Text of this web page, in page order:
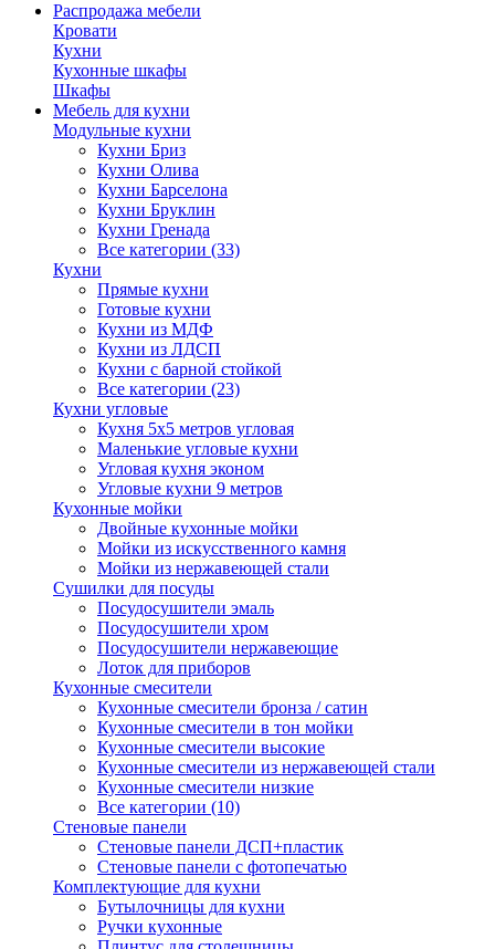
Распродажа мебели
Кровати
Кухни
Кухонные шкафы
Шкафы
Мебель для кухни
Модульные кухни
Кухни Бриз
Кухни Олива
Кухни Барселона
Кухни Бруклин
Кухни Гренада
Все категории (33)
Кухни
Прямые кухни
Готовые кухни
Кухни из МДФ
Кухни из ЛДСП
Кухни с барной стойкой
Все категории (23)
Кухни угловые
Кухня 5х5 метров угловая
Маленькие угловые кухни
Угловая кухня эконом
Угловые кухни 9 метров
Кухонные мойки
Двойные кухонные мойки
Мойки из искусственного камня
Мойки из нержавеющей стали
Сушилки для посуды
Посудосушители эмаль
Посудосушители хром
Посудосушители нержавеющие
Лоток для приборов
Кухонные смесители
Кухонные смесители бронза / сатин
Кухонные смесители в тон мойки
Кухонные смесители высокие
Кухонные смесители из нержавеющей стали
Кухонные смесители низкие
Все категории (10)
Стеновые панели
Стеновые панели ДСП+пластик
Стеновые панели с фотопечатью
Комплектующие для кухни
Бутылочницы для кухни
Ручки кухонные